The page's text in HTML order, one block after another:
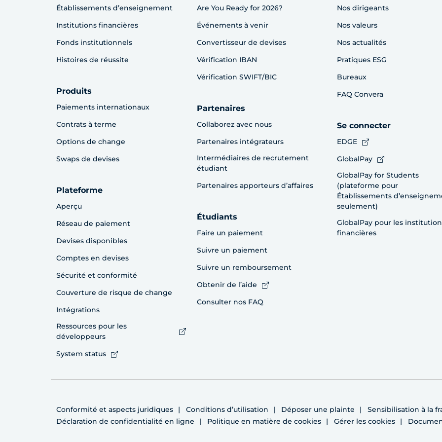
Établissements d’enseignement
Institutions financières
Fonds institutionnels
Histoires de réussite
Produits
Paiements internationaux
Contrats à terme
Options de change
Swaps de devises
Plateforme
Aperçu
Réseau de paiement
Devises disponibles
Comptes en devises
Sécurité et conformité
Couverture de risque de change
Intégrations
Ressources pour les
développeurs
System status
Are You Ready for 2026?
Événements à venir
Convertisseur de devises
Vérification IBAN
Vérification SWIFT/BIC
Partenaires
Collaborez avec nous
Partenaires intégrateurs
Intermédiaires de recrutement
étudiant
Partenaires apporteurs d’affaires
Étudiants
Faire un paiement
Suivre un paiement
Suivre un remboursement
Obtenir de l’aide
Consulter nos FAQ
Nos dirigeants
Nos valeurs
Nos actualités
Pratiques ESG
Bureaux
FAQ Convera
Se connecter
EDGE
GlobalPay
GlobalPay for Students
(plateforme pour
Établissements
seulement)
GlobalPay pour les
financières
Conformité et aspects juridiques Conditions d’utilisation Déposer une plainte
Sensibilisation à la
Déclaration de confidentialité en ligne
Politique en matière de cookies Gérer les cookies